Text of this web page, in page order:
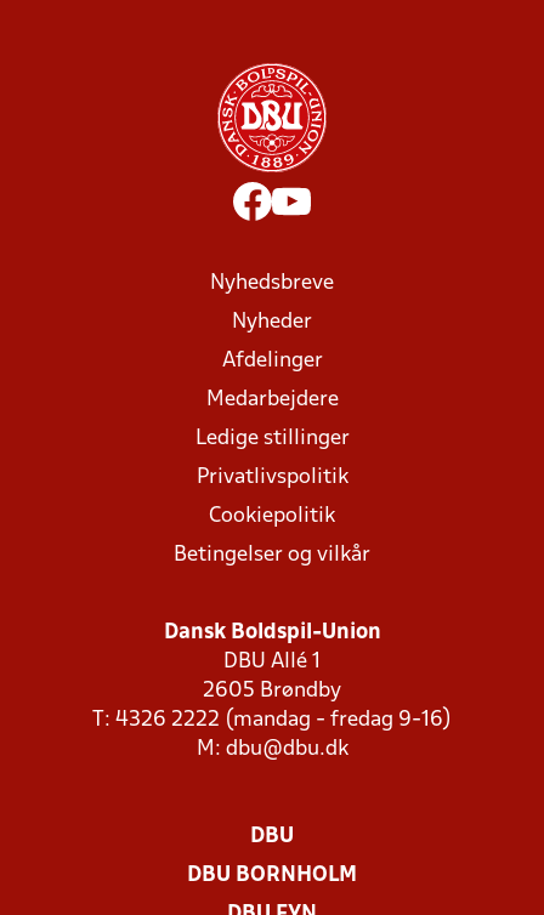
Nyhedsbreve
Nyheder
Afdelinger
Medarbejdere
Ledige stillinger
Privatlivspolitik
Cookiepolitik
Betingelser og vilkår
Dansk Boldspil-Union
DBU Allé 1
2605 Brøndby
T: 4326 2222 (mandag - fredag 9-16)
M: dbu@dbu.dk
DBU
DBU BORNHOLM